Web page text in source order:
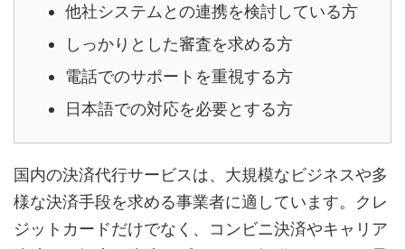
他社システムとの連携を検討している方
しっかりとした審査を求める方
電話でのサポートを重視する方
日本語での対応を必要とする方
国内の決済代行サービスは、大規模なビジネスや多
様な決済手段を求める事業者に適しています。クレ
ジットカードだけでなく、コンビニ決済やキャリア